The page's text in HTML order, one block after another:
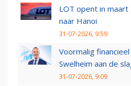
LOT opent in
naar Hanoi
31-07-2026, 9:59
Voormalig
Swelheim aan de
31-07-2026, 9:09